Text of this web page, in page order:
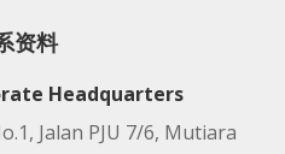
资料
Headquarters
Jalan PJU 7/6, Mutiara